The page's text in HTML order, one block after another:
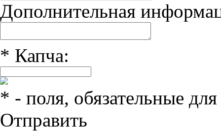
Дополнительная
* Капча:
* - поля, обязательные
Отправить